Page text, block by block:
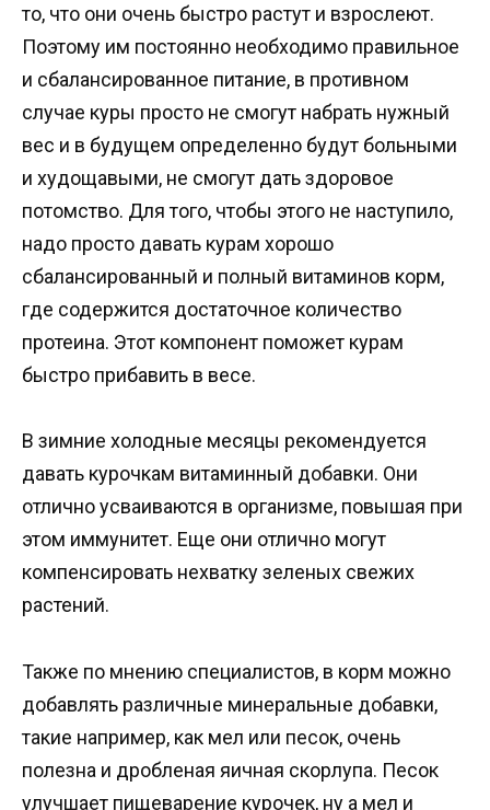
то, что они очень быстро растут и взрослеют.
Поэтому им постоянно необходимо правильное
и сбалансированное питание, в противном
случае куры просто не смогут набрать нужный
вес и в будущем определенно будут больными
и худощавыми, не смогут дать здоровое
потомство. Для того, чтобы этого не наступило,
надо просто давать курам хорошо
сбалансированный и полный витаминов корм,
где содержится достаточное количество
протеина. Этот компонент поможет курам
быстро прибавить в весе.
В зимние холодные месяцы рекомендуется
давать курочкам витаминный добавки. Они
отлично усваиваются в организме, повышая при
этом иммунитет. Еще они отлично могут
компенсировать нехватку зеленых свежих
растений.
Также по мнению специалистов, в корм можно
добавлять различные минеральные добавки,
такие например, как мел или песок, очень
полезна и дробленая яичная скорлупа. Песок
улучшает пищеварение курочек, ну а мел и